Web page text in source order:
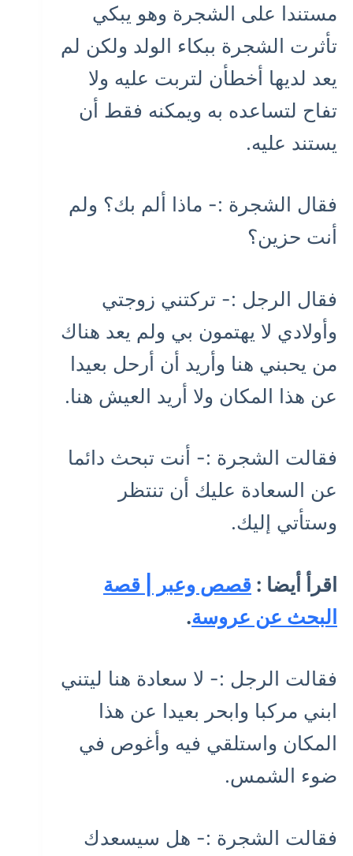
مستندا على الشجرة وهو يبكي
تأثرت الشجرة ببكاء الولد ولكن لم
يعد لديها أخطأن لتربت عليه ولا
تفاح لتساعده به ويمكنه فقط أن
يستند عليه.
فقال الشجرة :- ماذا ألم بك؟ ولم
أنت حزين؟
فقال الرجل :- تركتني زوجتي
وأولادي لا يهتمون بي ولم يعد هناك
من يحبني هنا وأريد أن أرحل بعيدا
عن هذا المكان ولا أريد العيش هنا.
فقالت الشجرة :- أنت تبحث دائما
عن السعادة عليك أن تنتظر
وستأتي إليك.
اقرأ أيضا : قصص وعبر | قصة
البحث عن عروسة.
فقالت الرجل :- لا سعادة هنا ليتني
ابني مركبا وابحر بعيدا عن هذا
المكان واستلقي فيه وأغوص في
ضوء الشمس.
فقالت الشجرة :- هل سيسعدك